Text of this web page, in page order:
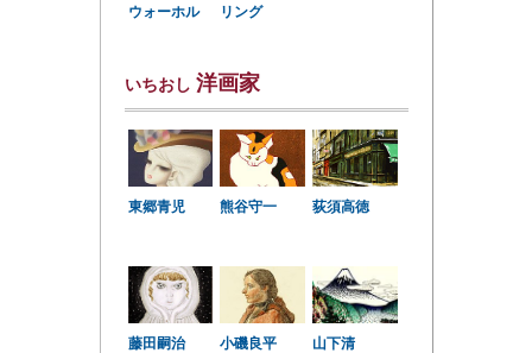
ウォーホル
リング
いちおし 洋画家
東郷青児 熊谷守一 荻須高徳
藤田嗣治 小磯良平 山下清